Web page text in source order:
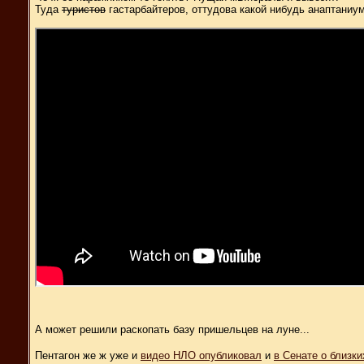
Туда туристов гастарбайтеров, оттудова какой нибудь анаптаниум
А может решили раскопать базу пришельцев на луне...
Пентагон же ж уже и видео НЛО опубликовал и в Сенате о